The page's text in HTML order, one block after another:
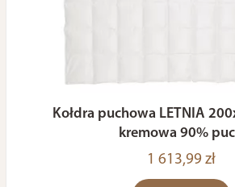
Kołdra puchowa LETNIA
kremowa 90%
1 613,99 zł